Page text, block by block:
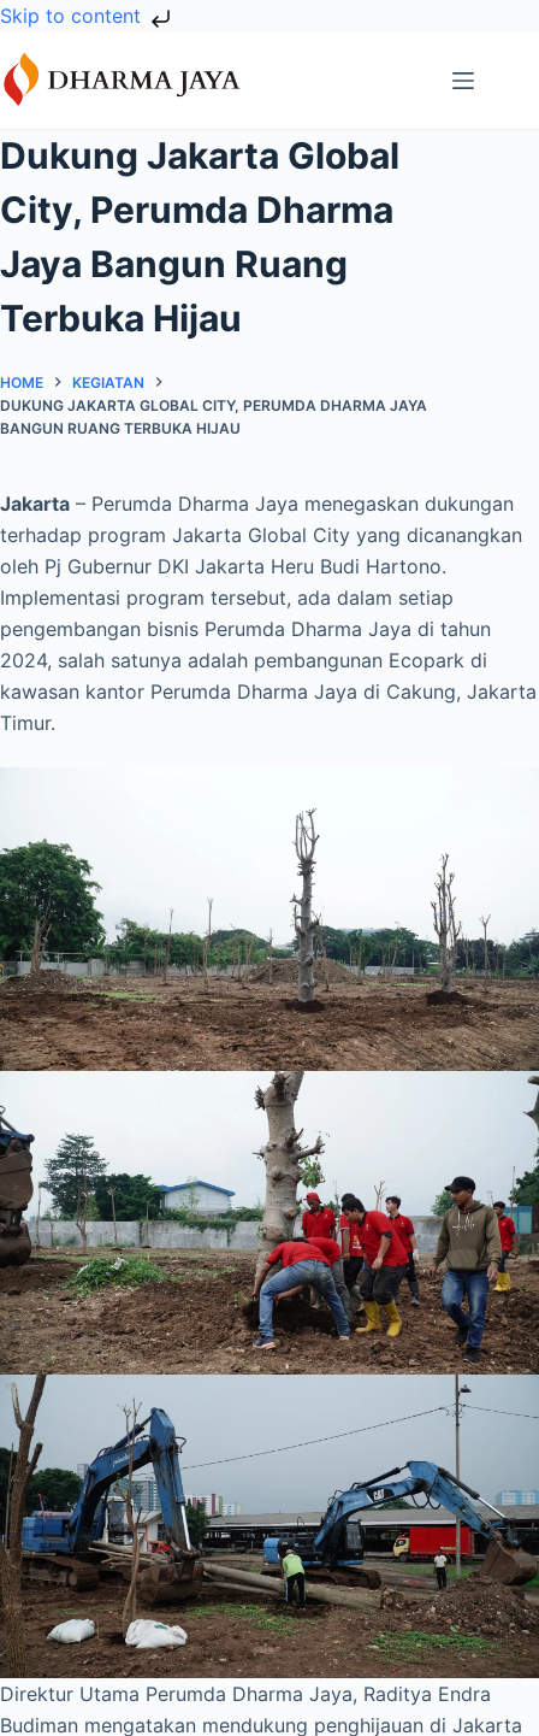
Skip to content
Skip
to
content
Dukung Jakarta Global
City, Perumda Dharma
Jaya Bangun Ruang
Terbuka Hijau
HOME
KEGIATAN
DUKUNG JAKARTA GLOBAL CITY, PERUMDA DHARMA JAYA
BANGUN RUANG TERBUKA HIJAU
Jakarta – Perumda Dharma Jaya menegaskan dukungan
terhadap program Jakarta Global City yang dicanangkan
oleh Pj Gubernur DKI Jakarta Heru Budi Hartono.
Implementasi program tersebut, ada dalam setiap
pengembangan bisnis Perumda Dharma Jaya di tahun
2024, salah satunya adalah pembangunan Ecopark di
kawasan kantor Perumda Dharma Jaya di Cakung, Jakarta
Timur.
Direktur Utama Perumda Dharma Jaya, Raditya Endra
Budiman mengatakan mendukung penghijauan di Jakarta